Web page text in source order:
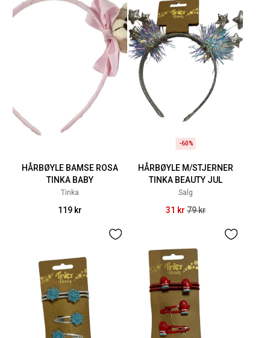
HÅRBØYLE BAMSE ROSA
TINKA BABY
Tinka
119 kr
-60%
HÅRBØYLE M/STJERNER
TINKA BEAUTY JUL
Salg
31 kr 79 kr